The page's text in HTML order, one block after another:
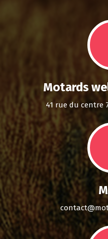
Motards
41 rue du centre